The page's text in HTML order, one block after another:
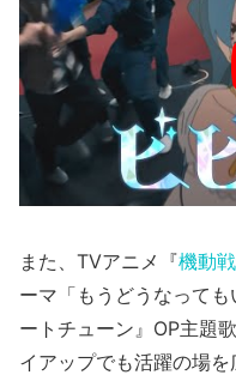
また、TVアニメ『機動
ーマ「もうどうなって
ートチューン』OP主題
イアップでも活躍の場を